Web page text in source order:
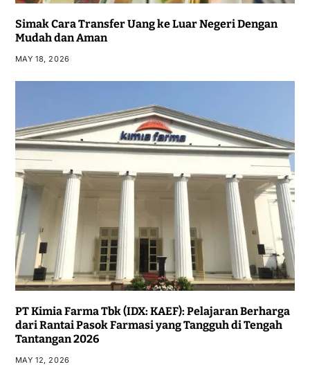
Simak Cara Transfer Uang ke Luar Negeri Dengan
Mudah dan Aman
MAY 18, 2026
PT Kimia Farma Tbk (IDX: KAEF): Pelajaran Berharga
dari Rantai Pasok Farmasi yang Tangguh di Tengah
Tantangan 2026
MAY 12, 2026